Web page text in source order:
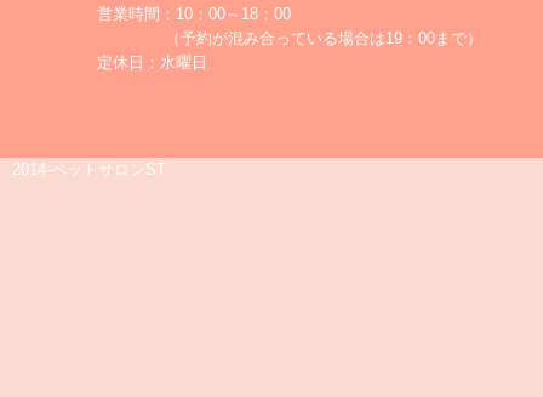
営業時間：10：00～18：00
（予約が混み合っている場合は19：00まで）
定休日：水曜日
2014-ペットサロンST